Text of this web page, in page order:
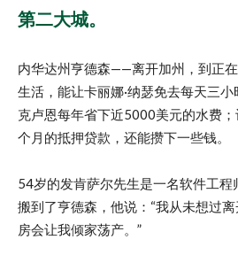
第二大城。
内华达州亨德森——离开加州，到正
生活，能让卡丽娜·纳瑟免去每天三小
克卢恩每年省下近5000美元的水费
个月的抵押贷款，还能攒下一些钱。
54岁的发肯萨尔先生是一名软件工
搬到了亨德森，他说：“我从未想过
房会让我倾家荡产。”